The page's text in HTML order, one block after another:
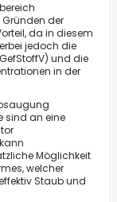
der
da in diesem
jedoch die
und die
in der
sind an eine
Möglichkeit
welcher
Staub und